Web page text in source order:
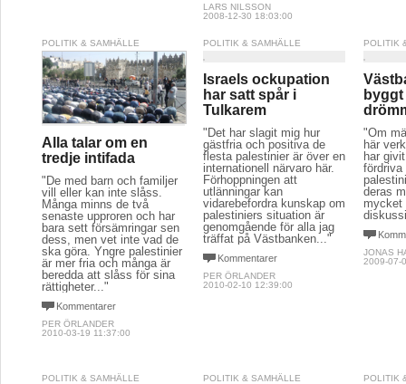
LARS NILSSON
2008-12-30 18:03:00
POLITIK & SAMHÄLLE
Alla talar om en
tredje intifada
"De med barn och familjer
vill eller kan inte slåss.
Många minns de två
senaste upproren och har
bara sett försämringar sen
dess, men vet inte vad de
ska göra. Yngre palestinier
är mer fria och många är
beredda att slåss för sina
rättigheter..."
Kommentarer
PER ÖRLANDER
2010-03-19 11:37:00
POLITIK & SAMHÄLLE
Israels ockupation
har satt spår i
Tulkarem
"Det har slagit mig hur
gästfria och positiva de
flesta palestinier är över en
internationell närvaro här.
Förhoppningen att
utlänningar kan
vidarebefordra kunskap om
palestiniers situation är
genomgående för alla jag
träffat på Västbanken..."
Kommentarer
PER ÖRLANDER
2010-02-10 12:39:00
POLITIK
"Om
här
har
fördriva
deras
mycket
JONAS
2009-07-
POLITIK & SAMHÄLLE POLITIK & SAMHÄLLE POLITIK